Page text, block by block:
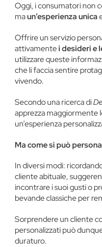
Oggi, i consumatori non
maun’esperienza unica
Offrire un servizio
attivamenteidesideri e
utilizzare queste
che li faccia sentire
vivendo.
Secondo una ricerca di
apprezza maggiormente
un’esperienza
Ma come si può
In diversi modi:
cliente abituale,
incontrare i suoi gusti o
bevande classiche per
Sorprendere un cliente
personalizzati può
duraturo.